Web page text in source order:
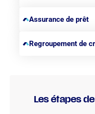
Assurance de prêt
Regroupement de
Les étapes